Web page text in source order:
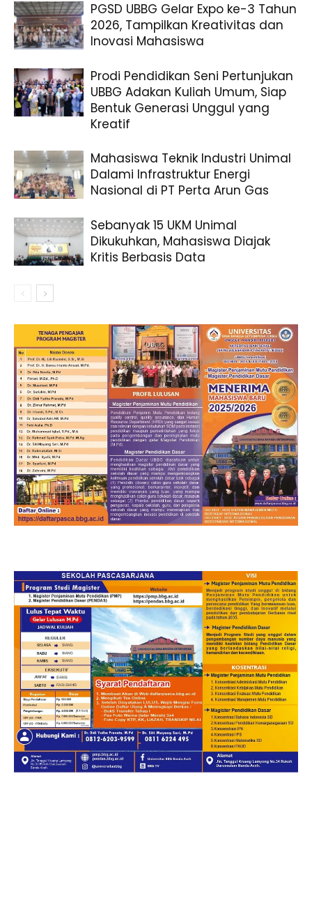
PGSD UBBG Gelar Expo ke-3 Tahun
2026, Tampilkan Kreativitas dan
Inovasi Mahasiswa
Prodi Pendidikan Seni Pertunjukan
UBBG Adakan Kuliah Umum, Siap
Bentuk Generasi Unggul yang
Kreatif
Mahasiswa Teknik Industri Unimal
Dalami Infrastruktur Energi
Nasional di PT Perta Arun Gas
Sebanyak 15 UKM Unimal
Dikukuhkan, Mahasiswa Diajak
Kritis Berbasis Data